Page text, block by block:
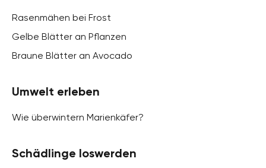
Rasenmähen bei Frost
Gelbe Blätter an Pflanzen
Braune Blätter an Avocado
Umwelt erleben
Wie überwintern Marienkäfer?
Schädlinge loswerden